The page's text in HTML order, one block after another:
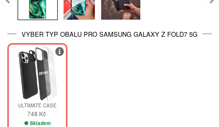
VYBER TYP OBALU PRO SAMSUNG GALAXY Z FOLD7 5G
ULTIMATE CASE
748 Kč
Skladem